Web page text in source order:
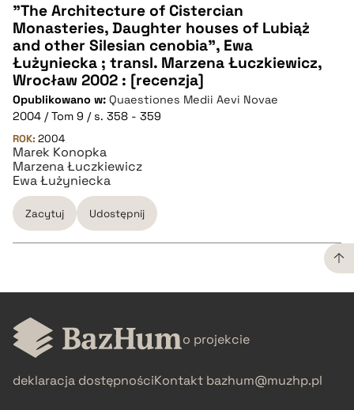
pobierz cytat
CZYSTY TEKST
pobierz cytat
BIBTEX
pobierz cytat
"The Architecture of Cistercian
Monasteries, Daughter houses of Lubiąż
and other Silesian cenobia", Ewa
Łużyniecka ; transl. Marzena Łuczkiewicz,
Wrocław 2002 : [recenzja]
Opublikowano w: Quaestiones Medii Aevi Novae
2004 / Tom 9 / s. 358 - 359
ROK: 2004
Marek Konopka
Marzena Łuczkiewicz
Ewa Łużyniecka
Zacytuj Udostępnij
CZYSTY TEKST
pobierz cytat
BIBTEX
o projekcie
deklaracja dostępnościKontakt bazhum@muzhp.pl